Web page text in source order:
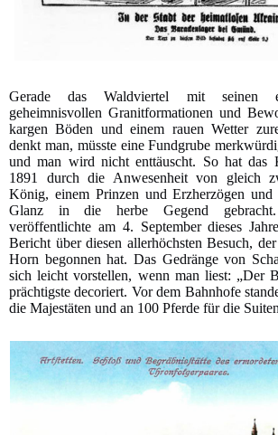
Gerade das Waldviertel mit seinen
geheimnisvollen Granitformationen und
kargen Böden und einem rauen Wetter
denkt man, müsste eine Fundgrube
und man wird nicht enttäuscht. So hat das
1891 durch die Anwesenheit von gleich
König, einem Prinzen und Erzherzögen und
Glanz in die herbe Gegend gebracht.
veröffentlichte am 4. September dieses
Bericht über diesen allerhöchsten Besuch,
Horn begonnen hat. Das Gedränge von
sich leicht vorstellen, wenn man liest: „Der
prächtigste decoriert. Vor dem Bahnhofe
die Majestäten und an 100 Pferde für die